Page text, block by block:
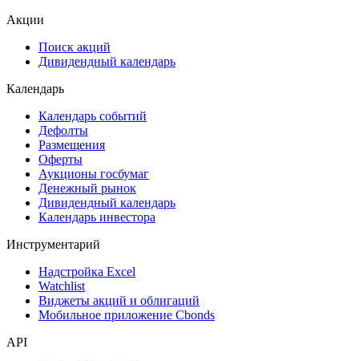
Акции
Поиск акций
Дивидендный календарь
Календарь
Календарь событий
Дефолты
Размещения
Оферты
Аукционы госбумаг
Денежный рынок
Дивидендный календарь
Календарь инвестора
Инструментарий
Надстройка Excel
Watchlist
Виджеты акций и облигаций
Мобильное приложение Cbonds
API